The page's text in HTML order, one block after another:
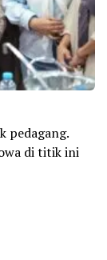
pedagang.
di titik ini